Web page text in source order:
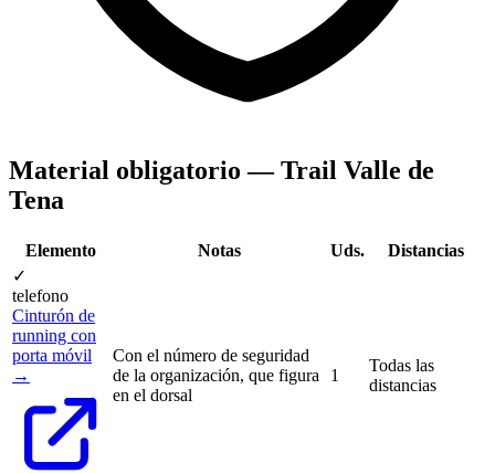
Material obligatorio — Trail Valle de
Tena
Elemento Notas Uds.
Distancias
✓
telefono
Cinturón de
running con
porta móvil
→
Con el número de seguridad
de la organización, que figura
en el dorsal
1
Todas las
distancias